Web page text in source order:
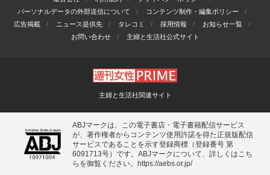
パーソナルデータの外部送信について
コンテンツ制作・編集ポリシー
広告掲載
ニュース提供先 タレコミ 採用情報
お知らせ一覧
お問い合わせ
主婦と生活社公式サイト
主婦と生活社関連サイト
ABJマークは、この電子書店・電子書籍配信サービス
が、著作権者からコンテンツ使用許諾を得た正規版配信
サービスであることを示す登録商標（登録番号 第
6091713号）です。ABJマークについて、詳しくはこち
らを御覧ください。 https://aebs.or.jp/